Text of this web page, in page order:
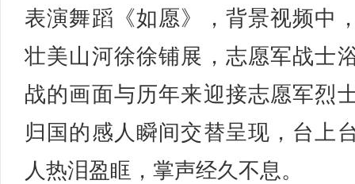
表演舞蹈《如愿》，背景视频中
壮美山河徐徐铺展，志愿军战士
战的画面与历年来迎接志愿军烈
归国的感人瞬间交替呈现，台上
人热泪盈眶，掌声经久不息。